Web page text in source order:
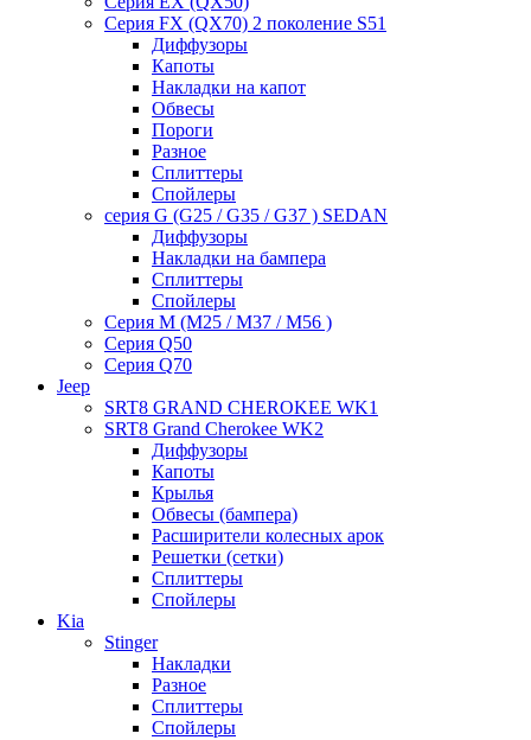
Серия FX (QX70) 2 поколение S51
Диффузоры
Капоты
Накладки на капот
Обвесы
Пороги
Разное
Сплиттеры
Спойлеры
серия G (G25 / G35 / G37 ) SEDAN
Диффузоры
Накладки на бампера
Сплиттеры
Спойлеры
Серия M (M25 / M37 / M56 )
Серия Q50
Серия Q70
Jeep
SRT8 GRAND CHEROKEE WK1
SRT8 Grand Cherokee WK2
Диффузоры
Капоты
Крылья
Обвесы (бампера)
Расширители колесных арок
Решетки (сетки)
Сплиттеры
Спойлеры
Kia
Stinger
Накладки
Разное
Сплиттеры
Спойлеры